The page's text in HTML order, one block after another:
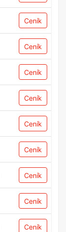
Ceník
Ceník
Ceník
Ceník
Ceník
Ceník
Ceník
Ceník
Ceník